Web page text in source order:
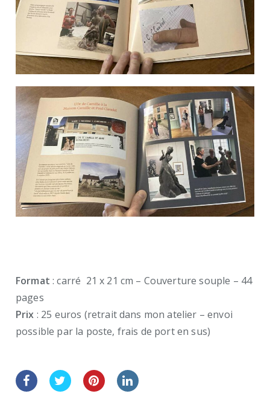
Format : carré 21 x 21 cm – Couverture souple – 44
pages
Prix : 25 euros (retrait dans mon atelier – envoi
possible par la poste, frais de port en sus)